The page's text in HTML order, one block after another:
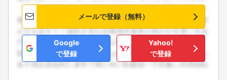
メールで登録（無料）
Google
で登録
Yahoo!
で登録